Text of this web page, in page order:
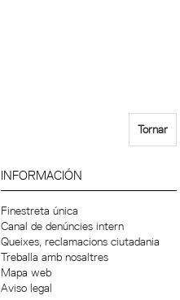
Tornar
INFORMACIÓN
Finestreta única
Canal de denúncies intern
Queixes, reclamacions ciutadania
Treballa amb nosaltres
Mapa web
Aviso legal